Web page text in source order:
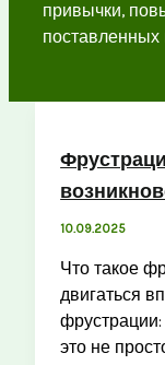
привычки,
поставленных
10.09.2025
Что такое
двигаться
это не